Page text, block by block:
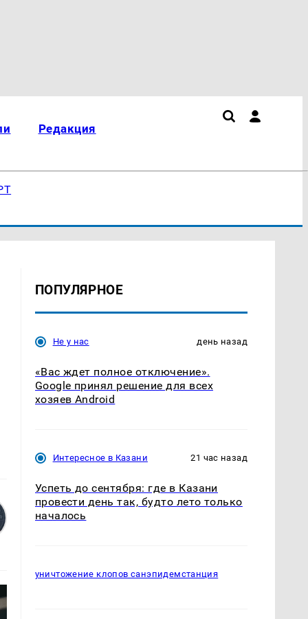
Редакция
ПОПУЛЯРНОЕ
Не у нас день назад
«Вас ждет полное отключение».
Google принял решение для всех
хозяев Android
Интересное в Казани 21 час назад
Успеть до сентября: где в Казани
провести день так, будто лето только
началось
уничтожение клопов санэпидемстанция